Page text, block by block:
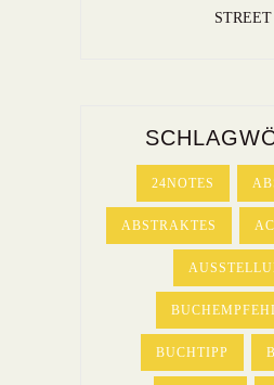
STREET
24NOTES
ABSTRAKTES
BUCHTIPP